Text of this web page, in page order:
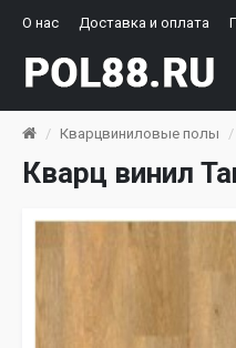
О нас Доставка и оплата
Кварцвиниловые полы
Кварц винил